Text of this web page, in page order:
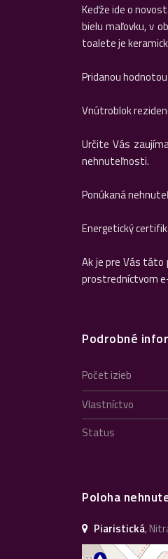
Keďže ide o
bielu maľovku, v
toalete je
Pridanou
Vnútroblok
Určite Vás
nehnuteľnosti.
Ponúkaná
Energetický
Ak je pre Vás táto
prostredníctvom
Podrobné
Počet izieb
Vlastníctvo
Status
Poloha
Piaristická,